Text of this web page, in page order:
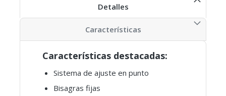
Detalles
Características destacadas:
Sistema de ajuste en punto
Bisagras fijas
Características